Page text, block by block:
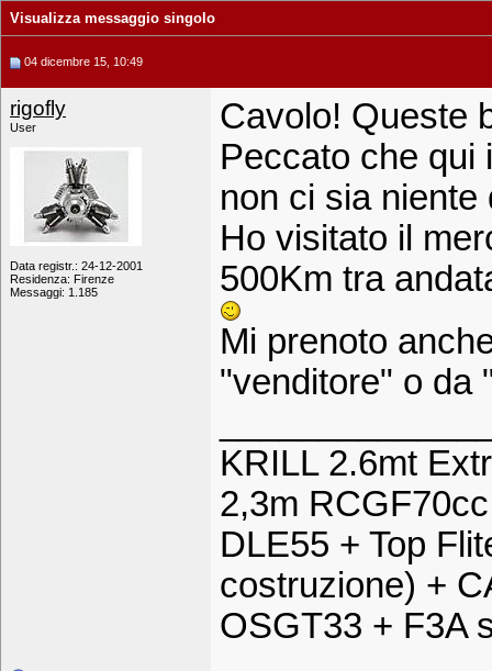
Visualizza messaggio singolo
04 dicembre 15, 10:49
rigofly
User
Data registr.: 24-12-2001
Residenza: Firenze
Messaggi: 1.185
Cavolo! Queste
Peccato che qui
non ci sia niente
Ho visitato il
500Km tra
Mi prenoto
"venditore" o da
KRILL 2.6mt
2,3m
DLE55 + Top
costruzione) +
OSGT33 + F3A